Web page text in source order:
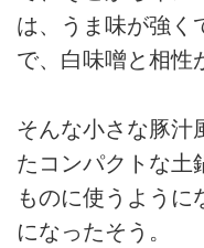
は、うま味が強く
で、白味噌と相性
そんな小さな豚汁
たコンパクトな土
ものに使うように
になったそう。